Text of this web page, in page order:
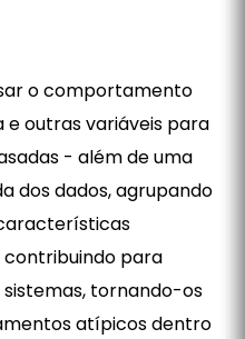
o comportamento
outras variáveis para
- além de uma
dos dados, agrupando
para
tornando-os
atípicos dentro